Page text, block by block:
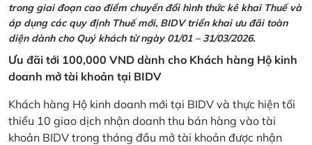
trong giai đoạn cao điểm chuyển đổi hình thức kê khai Thuế và
áp dụng các quy định Thuế mới, BIDV triển khai ưu đãi toàn
diện dành cho Quý khách từ ngày 01/01 – 31/03/2026.
Ưu đãi tới 100,000 VND dành cho Khách hàng Hộ kinh
doanh mở tài khoản tại BIDV
Khách hàng Hộ kinh doanh mới tại BIDV và thực hiện tối
thiểu 10 giao dịch nhận doanh thu bán hàng vào tài
khoản BIDV trong tháng đầu mở tài khoản được nhận